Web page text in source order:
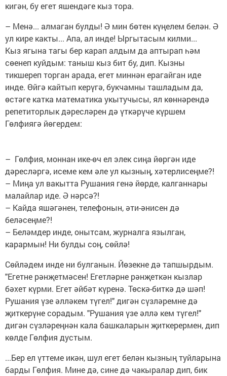
кигән, бу егет яшендәге кыз тора.
– Менә... алмаган булды! Ә мин бөтен күңелем белән. Ә
ул кире какты... Апа, ал инде! Ыргытасым килми...
Кыз ягына тагы бер карап алдым да аптырап һәм
сөенеп куйдым: таныш кыз бит бу, дип. Кызны
тикшереп торган арада, егет миннән ерагайган иде
инде. Өйгә кайтып керүгә, букчамны ташладым да,
өстәге катка математика укытучысы, ял көннәрендә
репетиторлык дәресләрен дә үткәрүче күршем
Гөлфиягә йөгердем:
– Гөлфия, моннан ике-өч ел элек сиңа йөргән иде
дәресләргә, исеме кем әле ул кызның, хәтерлисеңме?!
– Миңа ул вакытта Рушания генә йөрде, калганнары
малайлар иде. Ә нәрсә?!
– Кайда яшәгәнен, телефонын, әти-әнисен дә
беләсеңме?!
– Беләмдер инде, онытсам, журналга язылган,
карармын! Ни булды соң, сөйлә!
Сөйләдем инде ни булганын. Йөзекне дә тапшырдым.
"Егетне рәнҗетмәсен! Егетләрне рәнҗеткән кызлар
бәхет күрми. Егет әйбәт күренә. Төскә-биткә дә шәп!
Рушания үзе әлләкем түгел!" дигән сүзләремне дә
җиткерүне сорадым. "Рушания үзе әллә кем түгел!"
дигән сүзләреңнән кала башкаларын җиткерермен, дип
көлде Гөлфия дустым.
...Бер ел үттеме икән, шул егет белән кызның туйларына
барды Гөлфия. Мине дә, сине дә чакыралар дип, бик